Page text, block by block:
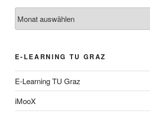
E-LEARNING TU GRAZ
E-Learning TU Graz
iMooX